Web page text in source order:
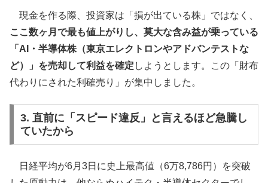
現金を作る際、投資家は「損が出ている株」ではなく、
ここ数ヶ月で最も値上がりし、莫大な含み益が乗っている
「AI・半導体株（東京エレクトロンやアドバンテストな
ど）」を売却して利益を確定 しようとします。この「財布
代わりにされた利確売り」が集中しました。
3. 直前に「スピード違反」と言えるほど急騰し
ていたから
日経平均が6月3日に史上最高値（6万8,786円）を突破